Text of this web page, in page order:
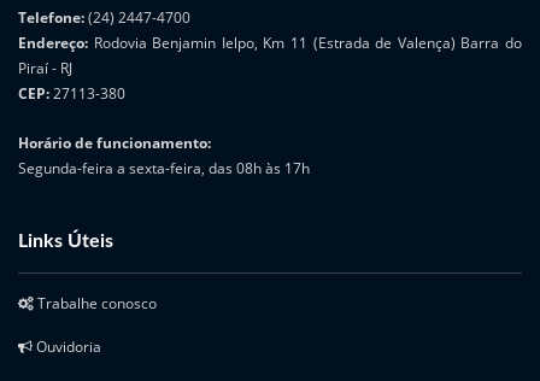
Telefone:(24) 2447-4700
Endereço: Rodovia Benjamin Ielpo, Km 11 (Estrada de Valença) Barra do
Piraí - RJ
CEP:27113-380
Horário de funcionamento:
Segunda-feira a sexta-feira, das 08h às 17h
Links Úteis
Trabalhe conosco
Ouvidoria